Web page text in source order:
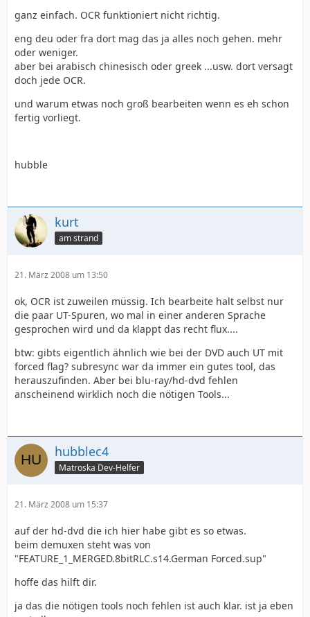
ganz einfach. OCR funktioniert nicht richtig.
eng deu oder fra dort mag das ja alles noch gehen. mehr
oder weniger.
aber bei arabisch chinesisch oder greek ...usw. dort versagt
doch jede OCR.
und warum etwas noch groß bearbeiten wenn es eh schon
fertig vorliegt.
hubble
kurt
am strand
21. März 2008 um 13:50
ok, OCR ist zuweilen müssig. Ich bearbeite halt selbst nur
die paar UT-Spuren, wo mal in einer anderen Sprache
gesprochen wird und da klappt das recht flux....
btw: gibts eigentlich ähnlich wie bei der DVD auch UT mit
forced flag? subresync war da immer ein gutes tool, das
herauszufinden. Aber bei blu-ray/hd-dvd fehlen
anscheinend wirklich noch die nötigen Tools...
hubblec4
Matroska Dev-Helfer
21. März 2008 um 15:37
auf der hd-dvd die ich hier habe gibt es so etwas.
beim demuxen steht was von
"FEATURE_1_MERGED.8bitRLC.s14.German Forced.sup"
hoffe das hilft dir.
ja das die nötigen tools noch fehlen ist auch klar. ist ja eben